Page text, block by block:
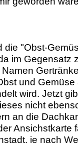
die "Obst-
im Gegensatz
und Gemüse
wird. Jetzt
nicht
an die
Ansichstkarte
je nach